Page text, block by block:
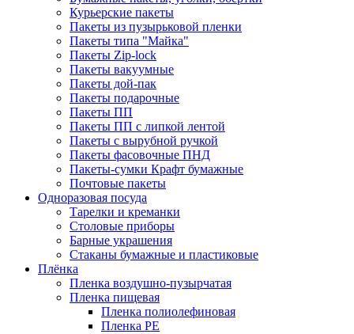
Курьерские пакеты
Пакеты из пузырьковой пленки
Пакеты типа "Майка"
Пакеты Zip-lock
Пакеты вакуумные
Пакеты дой-пак
Пакеты подарочные
Пакеты ПП
Пакеты ПП с липкой лентой
Пакеты с вырубной ручкой
Пакеты фасовочные ПНД
Пакеты-сумки Крафт бумажные
Почтовые пакеты
Одноразовая посуда
Тарелки и креманки
Столовые приборы
Барные украшения
Стаканы бумажные и пластиковые
Плёнка
Пленка воздушно-пузырчатая
Пленка пищевая
Пленка полиолефиновая
Пленка PE